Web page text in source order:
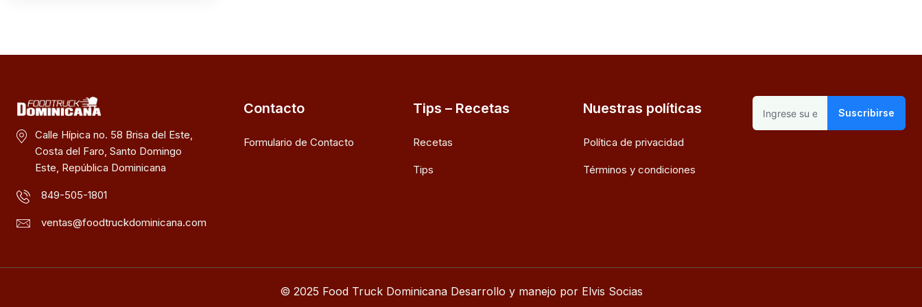
Calle Hípica no. 58 Brisa del Este,
Costa del Faro, Santo Domingo
Este, República Dominicana
849-505-1801
ventas@foodtruckdominicana.com
Contacto
Formulario de Contacto
Tips – Recetas
Recetas
Tips
Nuestras políticas
Política de privacidad
Términos y condiciones
Suscribirse
© 2025 Food Truck Dominicana Desarrollo y manejo por Elvis Socias